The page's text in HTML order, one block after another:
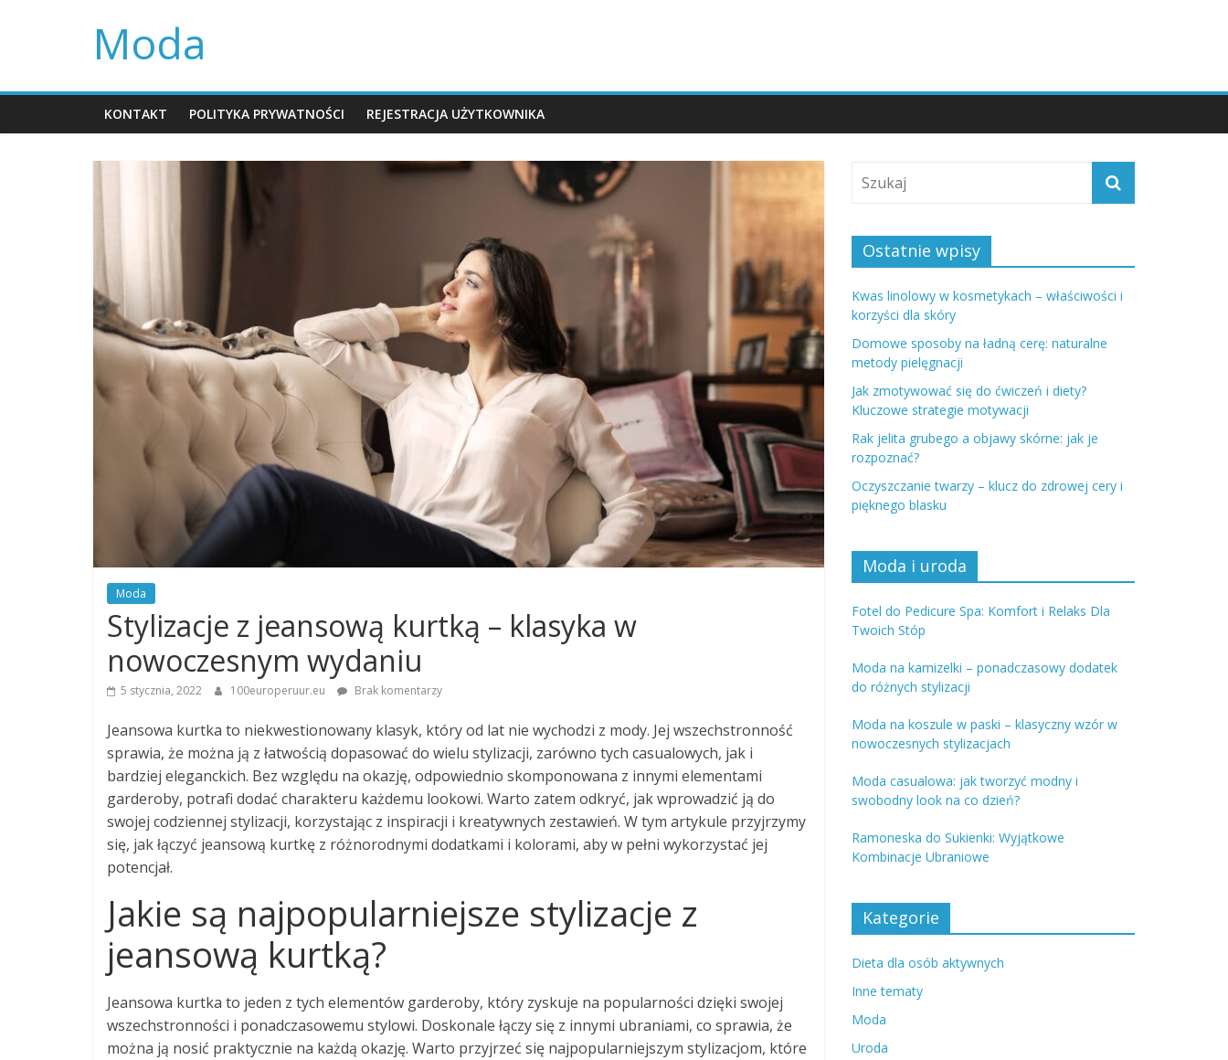
Moda
KONTAKT POLITYKA PRYWATNOŚCI REJESTRACJA UŻYTKOWNIKA
Moda
Stylizacje z jeansową kurtką – klasyka w
nowoczesnym wydaniu
5 stycznia, 2022 100europeruur.eu Brak komentarzy
Jeansowa kurtka to niekwestionowany klasyk, który od lat nie wychodzi z mody. Jej wszechstronność
sprawia, że można ją z łatwością dopasować do wielu stylizacji, zarówno tych casualowych, jak i
bardziej eleganckich. Bez względu na okazję, odpowiednio skomponowana z innymi elementami
garderoby, potrafi dodać charakteru każdemu lookowi. Warto zatem odkryć, jak wprowadzić ją do
swojej codziennej stylizacji, korzystając z inspiracji i kreatywnych zestawień. W tym artykule przyjrzymy
się, jak łączyć jeansową kurtkę z różnorodnymi dodatkami i kolorami, aby w pełni wykorzystać jej
potencjał.
Jakie są najpopularniejsze stylizacje z
jeansową kurtką?
Jeansowa kurtka to jeden z tych elementów garderoby, który zyskuje na popularności dzięki swojej
wszechstronności i ponadczasowemu stylowi. Doskonale łączy się z innymi ubraniami, co sprawia, że
można ją nosić praktycznie na każdą okazję. Warto przyjrzeć się najpopularniejszym stylizacjom, które
Ostatnie wpisy
Kwas linolowy w kosmetykach – właściwości i
korzyści dla skóry
Domowe sposoby na ładną cerę: naturalne
metody pielęgnacji
Jak zmotywować się do ćwiczeń i diety?
Kluczowe strategie motywacji
Rak jelita grubego a objawy skórne: jak je
rozpoznać?
Oczyszczanie twarzy – klucz do zdrowej cery i
pięknego blasku
Moda i uroda
Fotel do Pedicure Spa: Komfort i Relaks Dla
Twoich Stóp
Moda na kamizelki – ponadczasowy dodatek
do różnych stylizacji
Moda na koszule w paski – klasyczny wzór w
nowoczesnych stylizacjach
Moda casualowa: jak tworzyć modny i
swobodny look na co dzień?
Ramoneska do Sukienki: Wyjątkowe
Kombinacje Ubraniowe
Kategorie
Dieta dla osób aktywnych
Inne tematy
Moda
Uroda